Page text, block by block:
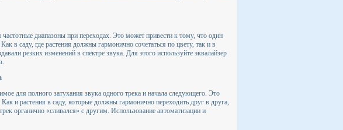
диапазоны при переходах. Это может привести к тому, что один
в саду, где растения должны гармонично сочетаться по цвету, так и в
резких изменений в спектре звука. Для этого используйте эквалайзер
для полного затухания звука одного трека и начала следующего. Это
и растения в саду, которые должны гармонично переходить друг в друга,
органично «сливался» с другим. Использование автоматизации и